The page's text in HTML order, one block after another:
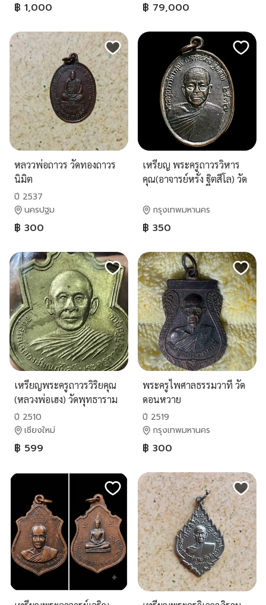
฿ 1,000 ฿ 79,000
หลววพ่อถาวร วัดทองถาวร
นิมิต
ปี 2537
นครปฐม
฿ 300
เหรียญ พระครูถาวรวิหาร
คุณ(อาจารย์หรั่ง ฐิตสีโล) วัด
กรุงเทพมหานคร
฿ 350
เหรียญพระครูถาวรวิริยคุณ
(หลวงพ่อเฮง) วัดพุทธาราม
รุ่นปี 2510
ปี 2510
เชียงใหม่
฿ 599
พระครูไพศาลธรรมวาที วัด
ดอนหวาย
ปี 2519
กรุงเทพมหานคร
฿ 300